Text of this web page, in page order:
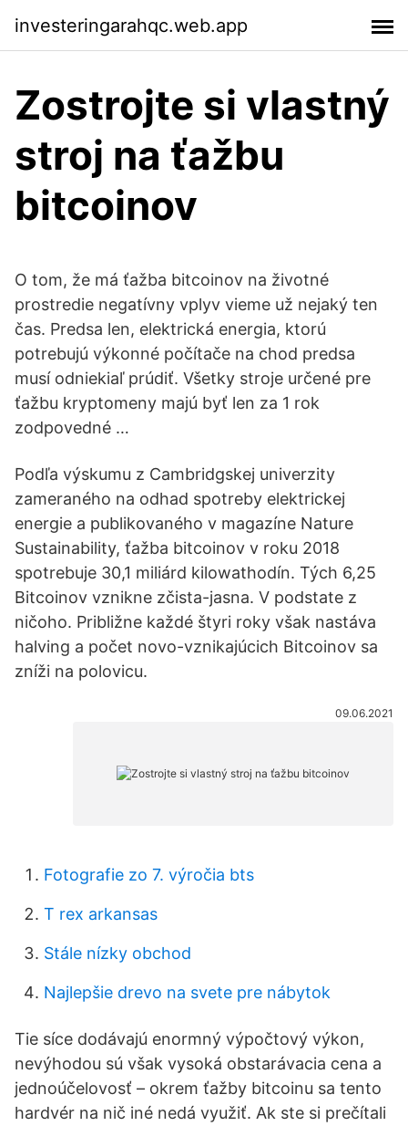
investeringarahqc.web.app
Zostrojte si vlastný
stroj na ťažbu
bitcoinov
O tom, že má ťažba bitcoinov na životné
prostredie negatívny vplyv vieme už nejaký ten
čas. Predsa len, elektrická energia, ktorú
potrebujú výkonné počítače na chod predsa
musí odniekiaľ prúdiť. Všetky stroje určené pre
ťažbu kryptomeny majú byť len za 1 rok
zodpovedné …
Podľa výskumu z Cambridgskej univerzity
zameraného na odhad spotreby elektrickej
energie a publikovaného v magazíne Nature
Sustainability, ťažba bitcoinov v roku 2018
spotrebuje 30,1 miliárd kilowathodín. Tých 6,25
Bitcoinov vznikne zčista-jasna. V podstate z
ničoho. Približne každé štyri roky však nastáva
halving a počet novo-vznikajúcich Bitcoinov sa
zníži na polovicu.
09.06.2021
Fotografie zo 7. výročia bts
T rex arkansas
Stále nízky obchod
Najlepšie drevo na svete pre nábytok
Tie síce dodávajú enormný výpočtový výkon,
nevýhodou sú však vysoká obstarávacia cena a
jednoúčelovosť – okrem ťažby bitcoinu sa tento
hardvér na nič iné nedá využiť. Ak ste si prečítali